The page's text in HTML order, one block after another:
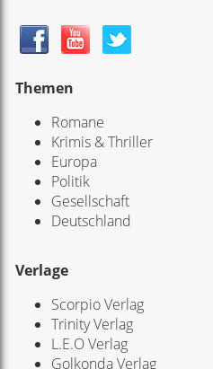
Themen
Romane
Krimis & Thriller
Europa
Politik
Gesellschaft
Deutschland
Verlage
Scorpio Verlag
Trinity Verlag
L.E.O Verlag
Golkonda Verlag